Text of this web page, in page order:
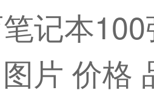
记本
片 价格